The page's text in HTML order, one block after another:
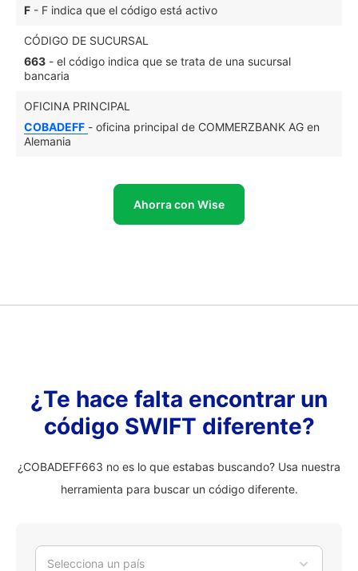
F - F indica que el código está activo
CÓDIGO DE SUCURSAL
663 - el código indica que se trata de una sucursal
bancaria
OFICINA PRINCIPAL
COBADEFF - oficina principal de COMMERZBANK AG en
Alemania
Ahorra con Wise
¿Te hace falta encontrar un
código SWIFT diferente?
¿COBADEFF663 no es lo que estabas buscando? Usa nuestra
herramienta para buscar un código diferente.
Selecciona un país